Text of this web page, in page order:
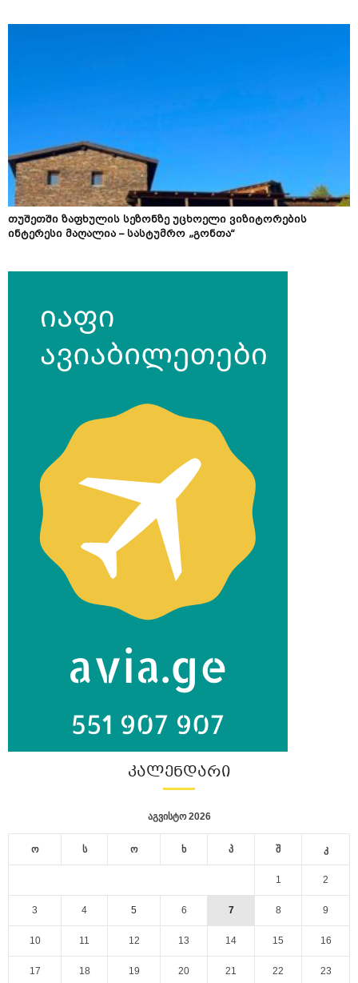
თუშეთში ზაფხულის სეზონზე უცხოელი ვიზიტორების
ინტერესი მაღალია – სასტუმრო „გონთა“
ᲙᲐᲚᲔᲜᲓᲐᲠᲘ
აგვისტო 2026
ო ს ო ხ პ შ კ
1 2
3 4 5 6 7 8 9
10 11 12 13 14 15 16
17 18 19 20 21 22 23